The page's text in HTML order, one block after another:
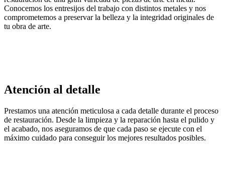
Conocemos los entresijos del trabajo con distintos metales y nos
comprometemos a preservar la belleza y la integridad originales de
tu obra de arte.
Atención al detalle
Prestamos una atención meticulosa a cada detalle durante el proceso
de restauración. Desde la limpieza y la reparación hasta el pulido y
el acabado, nos aseguramos de que cada paso se ejecute con el
máximo cuidado para conseguir los mejores resultados posibles.